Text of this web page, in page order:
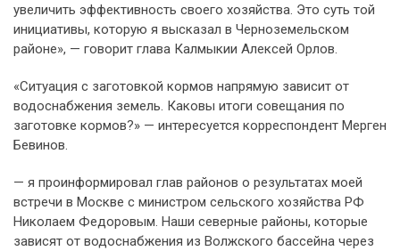
увеличить эффективность своего хозяйства. Это суть той
инициативы, которую я высказал в Черноземельском
районе», — говорит глава Калмыкии Алексей Орлов.
«Ситуация с заготовкой кормов напрямую зависит от
водоснабжения земель. Каковы итоги совещания по
заготовке кормов?» — интересуется корреспондент Мерген
Бевинов.
— я проинформировал глав районов о результатах моей
встречи в Москве с министром сельского хозяйства РФ
Николаем Федоровым. Наши северные районы, которые
зависят от водоснабжения из Волжского бассейна через